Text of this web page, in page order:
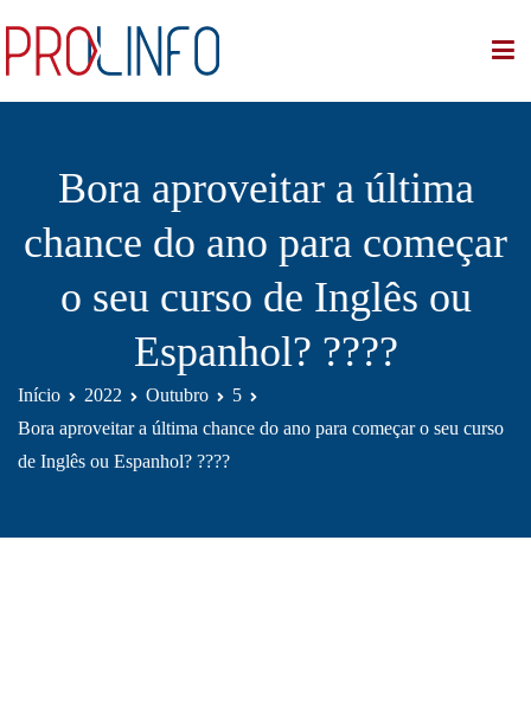
PROLINFO/UPE
Bora aproveitar a última
chance do ano para começar
o seu curso de Inglês ou
Espanhol? ????
Início 2022 Outubro
5
Bora aproveitar a última chance do ano para começar o seu curso
de Inglês ou Espanhol? ????